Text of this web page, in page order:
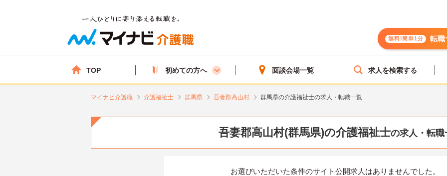
無料!簡単1分 転職
TOP 初めての方へ 面談会場一覧 求人を検索する
マイナビ介護職 介護福祉士 群馬県 吾妻郡高山村 群馬県の介護福祉士の求人・転職一覧
吾妻郡高山村(群馬県)の介護福祉士の求人・転職
お選びいただいた条件のサイト公開求人はありませんでした。